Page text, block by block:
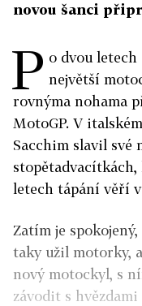
novou šanci
P o dvou letech
největší
rovnýma nohama
MotoGP. V
Sacchim slavil své
letech tápání věří
Zatím je
taky užil motorky,
nový motockyl, s
závodit s